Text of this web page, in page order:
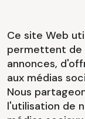
Ce site Web
permettent de
annonces,
aux médias
Nous
l'utilisation de